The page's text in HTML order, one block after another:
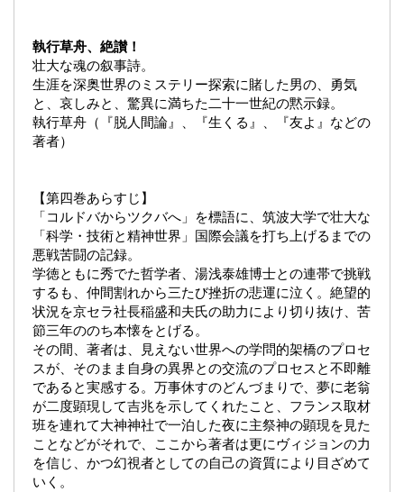
執行草舟、絶讃！
壮大な魂の叙事詩。
生涯を深奥世界のミステリー探索に賭した男の、勇気
と、哀しみと、驚異に満ちた二十一世紀の黙示録。
執行草舟（『脱人間論』、『生くる』、『友よ』などの
著者）
【第四巻あらすじ】
「コルドバからツクバへ」を標語に、筑波大学で壮大な
「科学・技術と精神世界」国際会議を打ち上げるまでの
悪戦苦闘の記録。
学徳ともに秀でた哲学者、湯浅泰雄博士との連帯で挑戦
するも、仲間割れから三たび挫折の悲運に泣く。絶望的
状況を京セラ社長稲盛和夫氏の助力により切り抜け、苦
節三年ののち本懐をとげる。
その間、著者は、見えない世界への学問的架橋のプロセ
スが、そのまま自身の異界との交流のプロセスと不即離
であると実感する。万事休すのどんづまりで、夢に老翁
が二度顕現して吉兆を示してくれたこと、フランス取材
班を連れて大神神社で一泊した夜に主祭神の顕現を見た
ことなどがそれで、ここから著者は更にヴィジョンの力
を信じ、かつ幻視者としての自己の資質により目ざめて
いく。